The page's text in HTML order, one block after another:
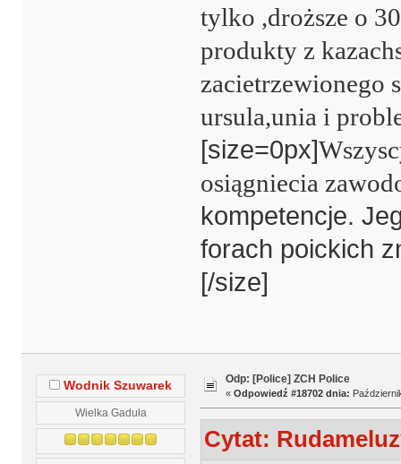
tylko ,droższe o
produkty z
zacietrzewionego
ursula,unia i
[size=0px]
osiągniecia
kompetencje.
forach poickich
[/size]
Wodnik Szuwarek
Wielka Gaduła
Odp: [Police] ZCH Police
« Odpowiedź #18702 dnia:
Cytat: